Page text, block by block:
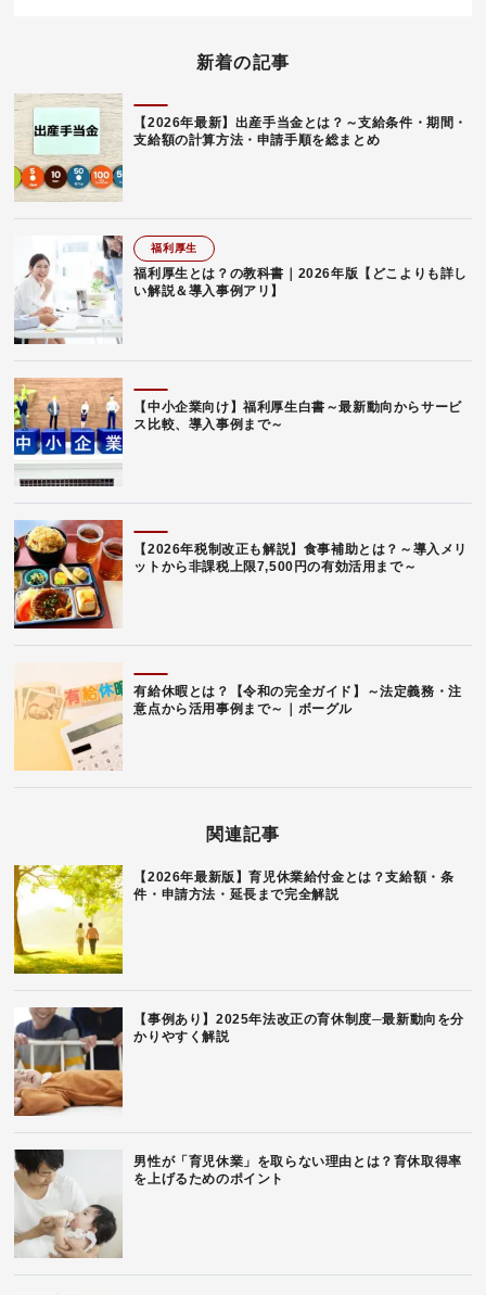
新着の記事
【2026年最新】出産手当金とは？～支給条件・期間・
支給額の計算方法・申請手順を総まとめ
福利厚生
福利厚生とは？の教科書｜2026年版【どこよりも詳し
い解説＆導入事例アリ】
【中小企業向け】福利厚生白書～最新動向からサービ
ス比較、導入事例まで～
【2026年税制改正も解説】食事補助とは？～導入メリ
ットから非課税上限7,500円の有効活用まで～
有給休暇とは？【令和の完全ガイド】～法定義務・注
意点から活用事例まで～｜ボーグル
関連記事
【2026年最新版】育児休業給付金とは？支給額・条
件・申請方法・延長まで完全解説
【事例あり】2025年法改正の育休制度─最新動向を分
かりやすく解説
男性が「育児休業」を取らない理由とは？育休取得率
を上げるためのポイント